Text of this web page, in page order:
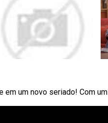
em um novo seriado! Com